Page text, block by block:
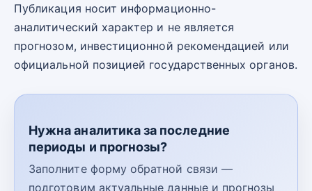
Публикация носит информационно-
аналитический характер и не является
прогнозом, инвестиционной рекомендацией или
официальной позицией государственных органов.
Нужна аналитика за последние
периоды и прогнозы?
Заполните форму обратной связи —
подготовим актуальные данные и прогнозы